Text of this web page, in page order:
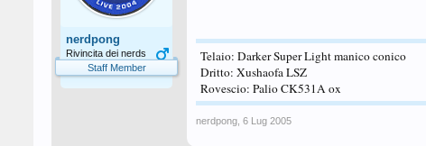
nerdpong
Rivincita dei nerds
Staff Member
Telaio: Darker Super Light manico conico
Dritto: Xushaofa LSZ
Rovescio: Palio CK531A ox
nerdpong 6 Lug 2005